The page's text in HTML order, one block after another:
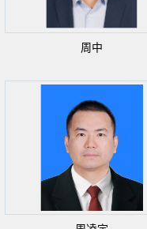
周中